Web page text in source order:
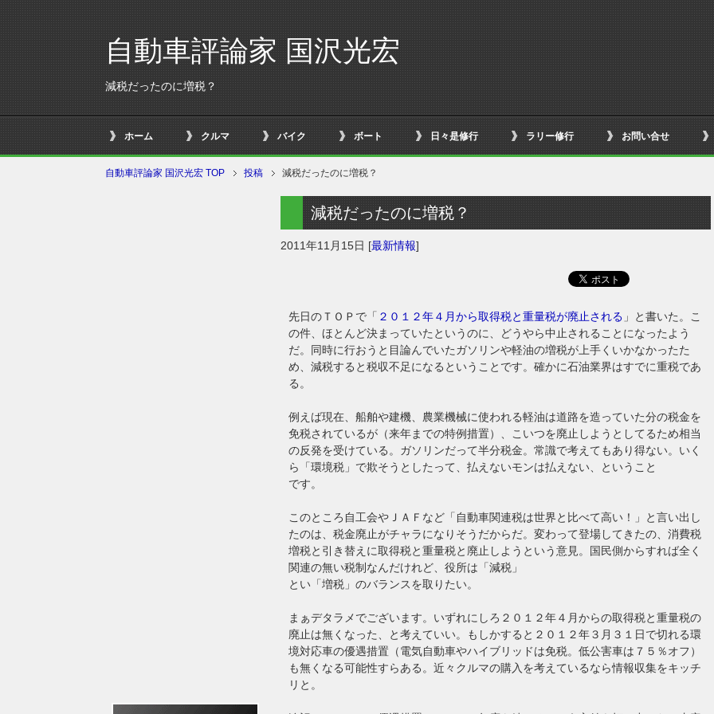
自動車評論家 国沢光宏
減税だったのに増税？
ホーム クルマ バイク ボート 日々是修行 ラリー修行 お問い合せ
自動車評論家 国沢光宏 TOP 投稿 減税だったのに増税？
減税だったのに増税？
2011年11月15日 [最新情報]
先日のＴＯＰで「 ２０１２年４月から取得税と重量税が廃止される 」と書いた。こ
の件、ほとんど決まっていたというのに、どうやら中止されることになったよう
だ。同時に行おうと目論んでいたガソリンや軽油の増税が上手くいかなかったた
め、減税すると税収不足になるということです。確かに石油業界はすでに重税であ
る。
例えば現在、船舶や建機、農業機械に使われる軽油は道路を造っていた分の税金を
免税されているが（来年までの特例措置）、こいつを廃止しようとしてるため相当
の反発を受けている。ガソリンだって半分税金。常識で考えてもあり得ない。いく
ら「環境税」で欺そうとしたって、払えないモンは払えない、ということ
です。
このところ自工会やＪＡＦなど「自動車関連税は世界と比べて高い！」と言い出し
たのは、税金廃止がチャラになりそうだからだ。変わって登場してきたの、消費税
増税と引き替えに取得税と重量税と廃止しようという意見。国民側からすれば全く
関連の無い税制なんだけれど、役所は「減税」
とい「増税」のバランスを取りたい。
まぁデタラメでございます。いずれにしろ２０１２年４月からの取得税と重量税の
廃止は無くなった、と考えていい。もしかすると２０１２年３月３１日で切れる環
境対応車の優遇措置（電気自動車やハイブリッドは免税。低公害車は７５％オフ）
も無くなる可能性すらある。近々クルマの購入を考えているなら情報収集をキッチ
リと。